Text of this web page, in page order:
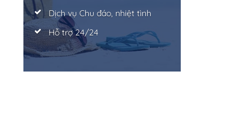
Dịch vụ Chu đáo, nhiệt tình
Hỗ trợ 24/24